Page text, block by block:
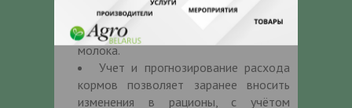
увеличивает конверсию корма и
снижает себестоимость производства
молока.
Учет и прогнозирование расхода
кормов позволяет заранее вносить
изменения в рационы, с учётом